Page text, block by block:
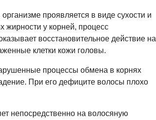
проявляется в виде сухости и
жирности у корней, процесс
восстановительное действие на
клетки кожи головы.
процессы обмена в корнях
При его дефиците волосы плохо
непосредственно на волосяную